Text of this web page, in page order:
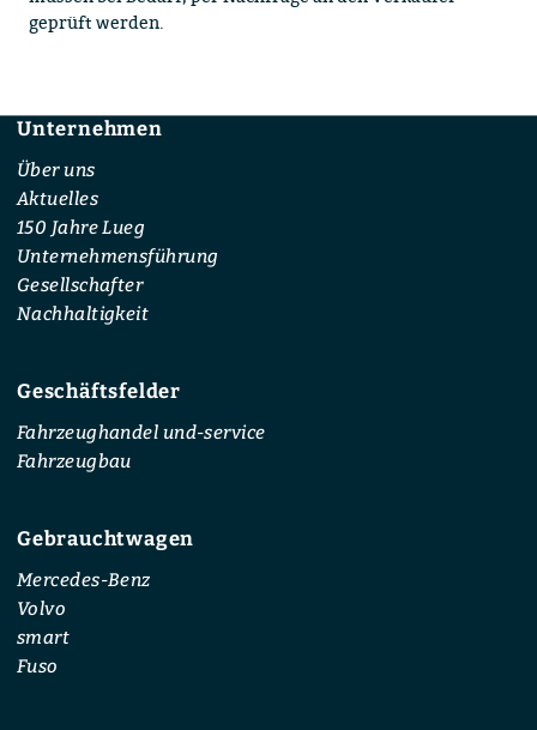
geprüft werden.
Footer
Unternehmen
Über uns
Aktuelles
150 Jahre Lueg
Unternehmensführung
Gesellschafter
Nachhaltigkeit
Geschäftsfelder
Fahrzeughandel und-service
Fahrzeugbau
Gebrauchtwagen
Mercedes-Benz
Volvo
smart
Fuso